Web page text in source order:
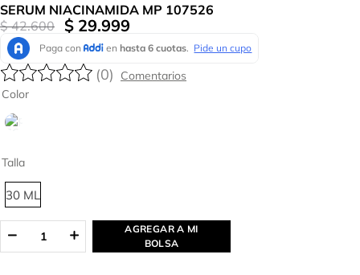
SERUM NIACINAMIDA MP 107526
$ 42.600 $ 29.999
(0)
Talla
30 ML
Color
AGREGAR A MI
BOLSA